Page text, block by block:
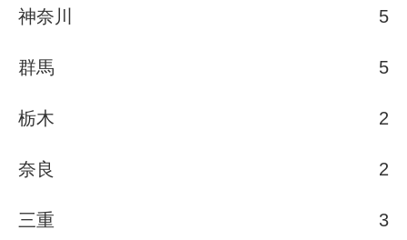
神奈川 5
群馬 5
栃木 2
奈良 2
三重 3